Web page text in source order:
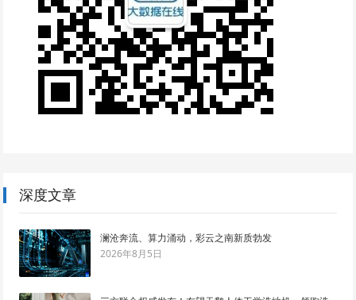
深度文章
澜沧奔流、算力涌动，彩云之南新质勃发
2026年8月5日